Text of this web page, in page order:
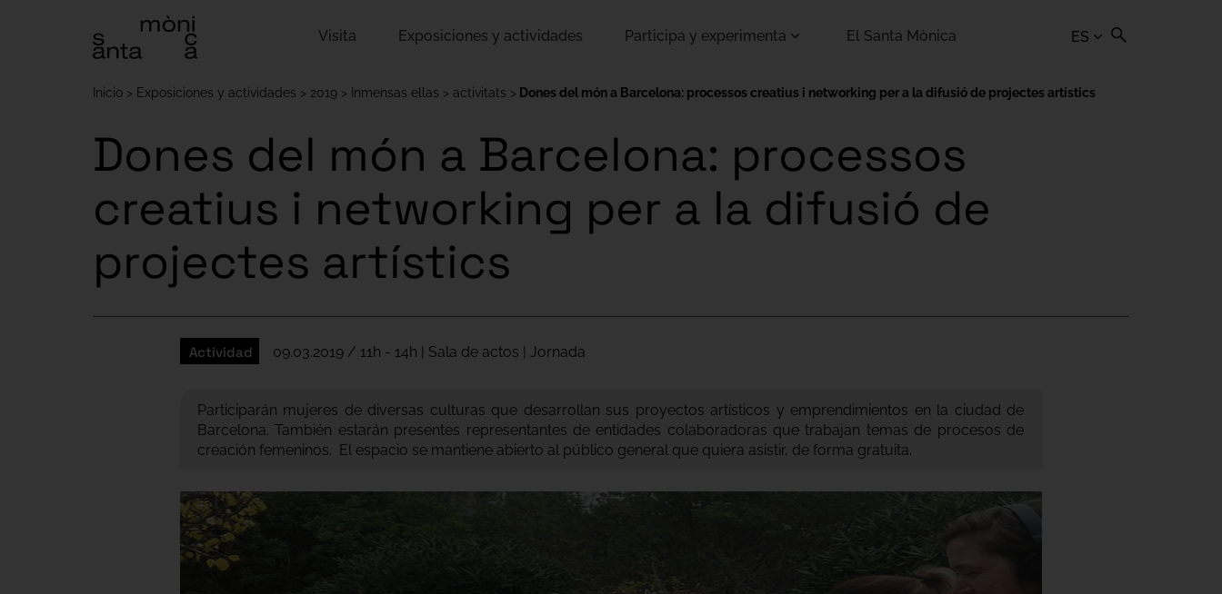
ES
Visita Exposiciones y actividades Participa y experimenta El Santa Mònica
Inicio Exposiciones y actividades 2019 Inmensas ellas activitats Dones del món a Barcelona: processos creatius i networking per a la difusió de projectes artístics
Dones del món a Barcelona: processos
creatius i networking per a la difusió de
projectes artístics
Actividad 09.03.2019 / 11h - 14h | Sala de actos | Jornada
Participarán mujeres de diversas culturas que desarrollan sus proyectos artísticos y emprendimientos en la ciudad de
Barcelona. También estarán presentes representantes de entidades colaboradoras que trabajan temas de procesos de
creación femeninos. El espacio se mantiene abierto al público general que quiera asistir, de forma gratuita.